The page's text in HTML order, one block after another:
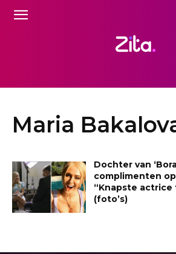
Maria
Dochter van
complimenten
“Knapste actrice
(foto’s)